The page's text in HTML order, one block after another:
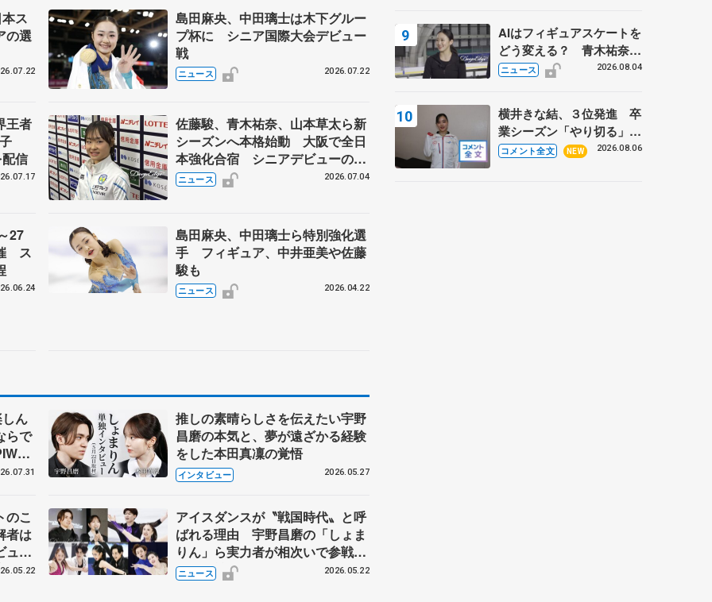
ス
の選
島田麻央、中田璃士は木下グルー
プ杯に シニア国際大会デビュー
戦
ニュース 2026.07.22
王者
信
佐藤駿、青木祐奈、山本草太ら新
シーズンへ本格始動 大阪で全日
本強化合宿 シニアデビューの島
田麻央らも
ニュース 2026.07.04
27
ス
島田麻央、中田璃士ら特別強化選
手 フィギュア、中井亜美や佐藤
駿も
ニュース 2026.04.22
ん
らで
前
推しの素晴らしさを伝えたい宇野
昌磨の本気と、夢が遠ざかる経験
をした本田真凜の覚悟
インタビュー 2026.05.27
のこ
者は
ュー
人、
アイスダンスが〝戦国時代〟と呼
ばれる理由 宇野昌磨の「しょま
りん」ら実力者が相次いで参戦
国内の競争激化
ニュース 2026.05.22
AIはフィギュアスケートを
どう変える？ 青木祐奈と
考える採点、トレーニング
ニュース 2026.08.04
横井きな結、３位発進 卒
業シーズン「やり切る」
【みなとアクルス杯SP】
コメント全文 NEW 2026.08.06